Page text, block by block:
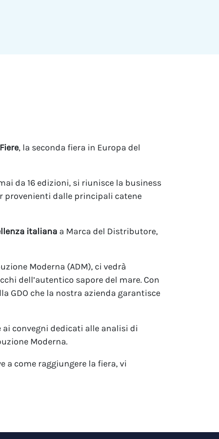
, la seconda fiera in Europa del
da 16 edizioni, si riunisce la business
provenienti dalle principali catene
italiana a Marca del Distributore,
Moderna (ADM), ci vedrà
dell’autentico sapore del mare. Con
GDO che la nostra azienda garantisce
convegni dedicati alle analisi di
Moderna.
a come raggiungere la fiera, vi